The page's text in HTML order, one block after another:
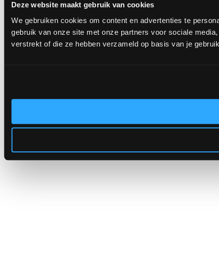
Deze website maakt gebruik van cookies
We gebruiken cookies om content en advertenties te
gebruik van onze site met onze partners voor sociale
verstrekt of die ze hebben verzameld op basis van je